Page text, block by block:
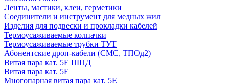
Ленты, мастики, клеи, герметики
Соединители и инструмент для медных жил
Изделия для подвески и прокладки кабелей
Термоусаживаемые колпачки
Термоусаживаемые трубки ТУТ
Абонентские дроп-кабели (СМС, ТПОд2)
Витая пара кат. 5Е ШПД
Витая пара кат. 5Е
Многопарная витая пара кат. 5E